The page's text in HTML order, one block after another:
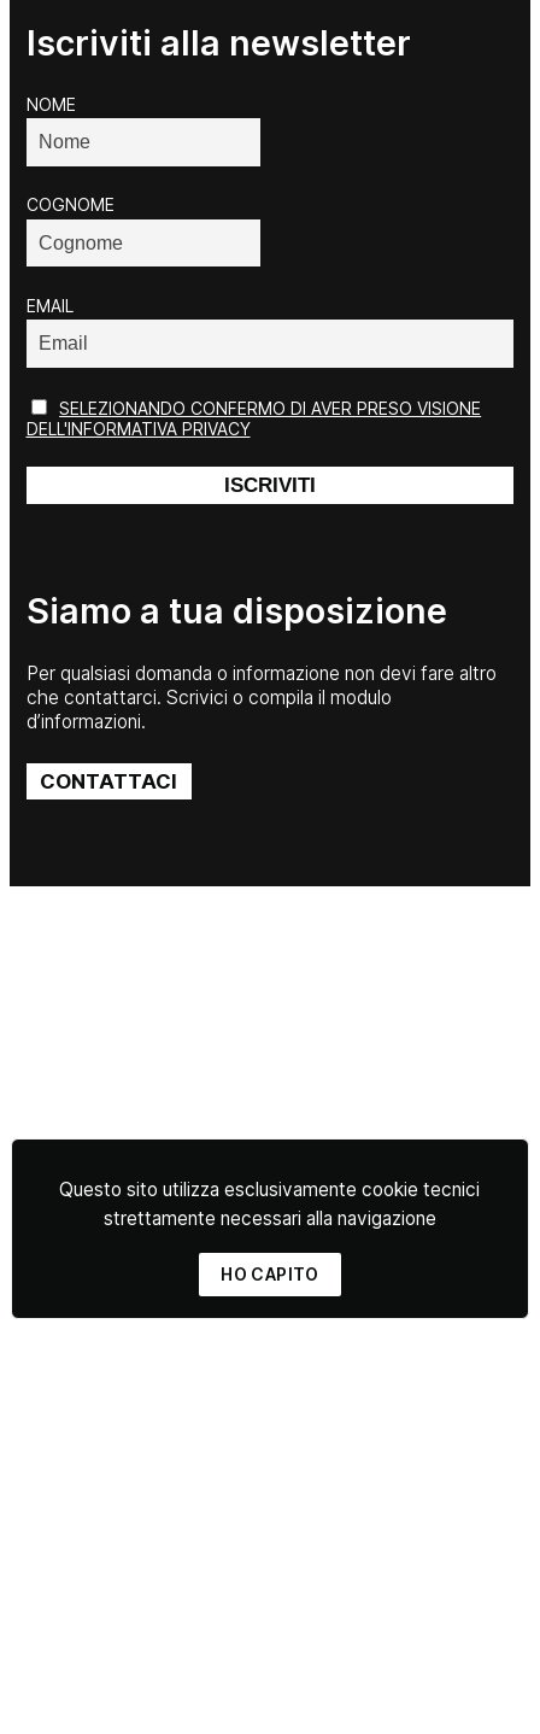
Questo sito utilizza esclusivamente cookie tecnici
strettamente necessari alla navigazione
HO CAPITO
Iscriviti alla newsletter
NOME
COGNOME
EMAIL
SELEZIONANDO CONFERMO DI AVER PRESO VISIONE
DELL'INFORMATIVA PRIVACY
Siamo a tua disposizione
Per qualsiasi domanda o informazione non devi fare altro
che contattarci. Scrivici o compila il modulo
d’informazioni.
CONTATTACI